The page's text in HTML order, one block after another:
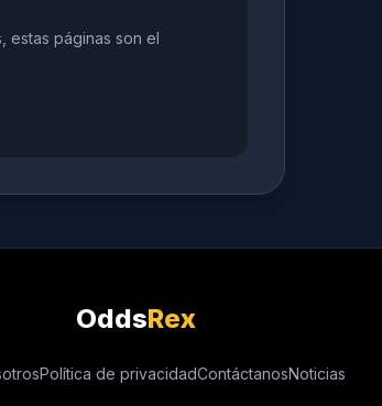
estas páginas son el
OddsRex
Política de privacidadContáctanosNoticias